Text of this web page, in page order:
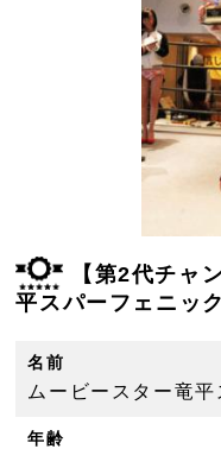
【第2代チャ
平スパーフェニッ
名前
ムービースター竜
年齢